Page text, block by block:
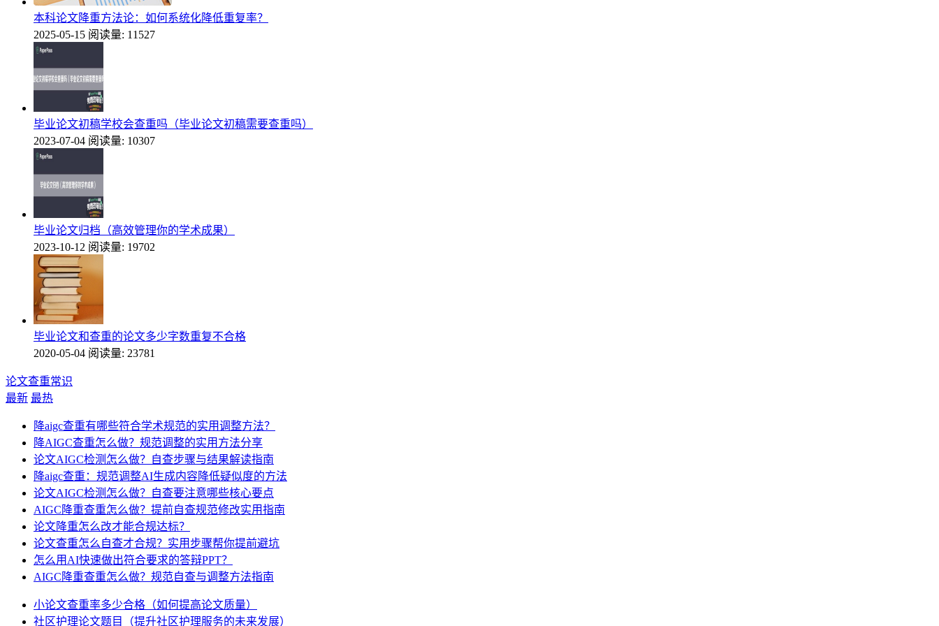
本科论文降重方法论：如何系统化降低重复率？
2025-05-15 阅读量: 11527
毕业论文初稿学校会查重吗（毕业论文初稿需要查重吗）
2023-07-04 阅读量: 10307
毕业论文归档（高效管理你的学术成果）
2023-10-12 阅读量: 19702
毕业论文和查重的论文多少字数重复不合格
2020-05-04 阅读量: 23781
论文查重常识
最新 最热
降aigc查重有哪些符合学术规范的实用调整方法？
降AIGC查重怎么做？规范调整的实用方法分享
论文AIGC检测怎么做？自查步骤与结果解读指南
降aigc查重：规范调整AI生成内容降低疑似度的方法
论文AIGC检测怎么做？自查要注意哪些核心要点
AIGC降重查重怎么做？提前自查规范修改实用指南
论文降重怎么改才能合规达标？
论文查重怎么自查才合规？实用步骤帮你提前避坑
怎么用AI快速做出符合要求的答辩PPT？
AIGC降重查重怎么做？规范自查与调整方法指南
小论文查重率多少合格（如何提高论文质量）
社区护理论文题目（提升社区护理服务的未来发展）